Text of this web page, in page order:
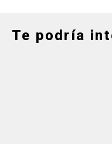
Te podría